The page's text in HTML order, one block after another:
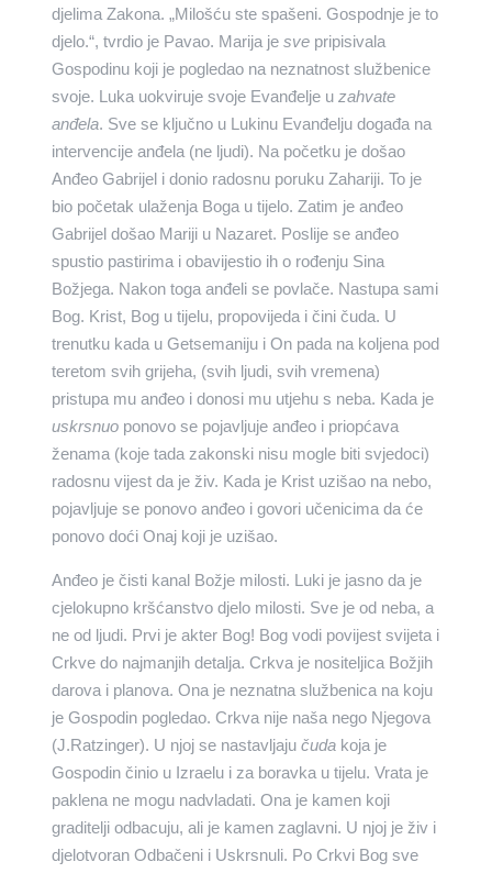
djelima Zakona. „Milošću ste spašeni. Gospodnje je to
djelo.“, tvrdio je Pavao. Marija je svepripisivala
Gospodinu koji je pogledao na neznatnost službenice
svoje. Luka uokviruje svoje Evanđelje u zahvate
anđela. Sve se ključno u Lukinu Evanđelju događa na
intervencije anđela (ne ljudi). Na početku je došao
Anđeo Gabrijel i donio radosnu poruku Zahariji. To je
bio početak ulaženja Boga u tijelo. Zatim je anđeo
Gabrijel došao Mariji u Nazaret. Poslije se anđeo
spustio pastirima i obavijestio ih o rođenju Sina
Božjega. Nakon toga anđeli se povlače. Nastupa sami
Bog. Krist, Bog u tijelu, propovijeda i čini čuda. U
trenutku kada u Getsemaniju i On pada na koljena pod
teretom svih grijeha, (svih ljudi, svih vremena)
pristupa mu anđeo i donosi mu utjehu s neba. Kada je
uskrsnuoponovo se pojavljuje anđeo i priopćava
ženama (koje tada zakonski nisu mogle biti svjedoci)
radosnu vijest da je živ. Kada je Krist uzišao na nebo,
pojavljuje se ponovo anđeo i govori učenicima da će
ponovo doći Onaj koji je uzišao.
Anđeo je čisti kanal Božje milosti. Luki je jasno da je
cjelokupno kršćanstvo djelo milosti. Sve je od neba, a
ne od ljudi. Prvi je akter Bog! Bog vodi povijest svijeta i
Crkve do najmanjih detalja. Crkva je nositeljica Božjih
darova i planova. Ona je neznatna službenica na koju
je Gospodin pogledao. Crkva nije naša nego Njegova
(J.Ratzinger). U njoj se nastavljaju čudakoja je
Gospodin činio u Izraelu i za boravka u tijelu. Vrata je
paklena ne mogu nadvladati. Ona je kamen koji
graditelji odbacuju, ali je kamen zaglavni. U njoj je živ i
djelotvoran Odbačeni i Uskrsnuli. Po Crkvi Bog sve